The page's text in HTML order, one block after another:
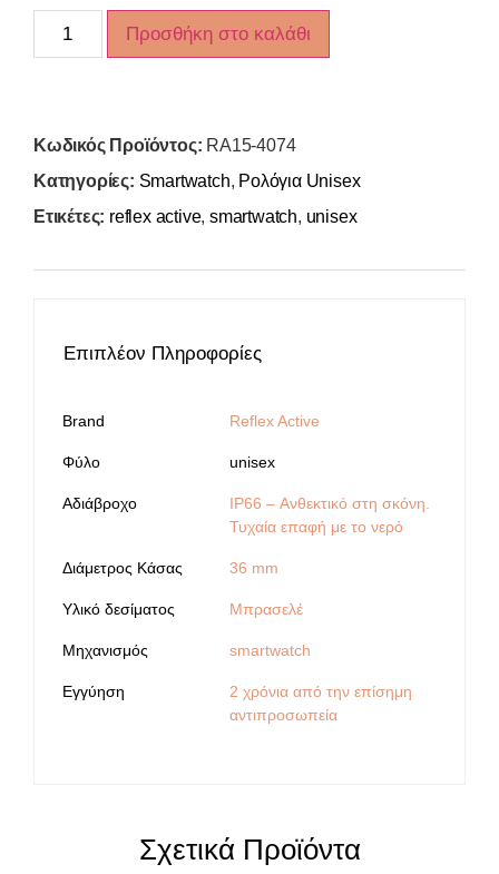
Προσθήκη στο καλάθι
Κωδικός Προϊόντος: RA15-4074
Κατηγορίες: Smartwatch, Ρολόγια Unisex
Ετικέτες: reflex active,smartwatch, unisex
Επιπλέον Πληροφορίες
Brand Reflex Active
Φύλο unisex
Αδιάβροχο
IP66 – Ανθεκτικό στη σκόνη.
Τυχαία επαφή με το νερό
Διάμετρος Κάσας 36 mm
Υλικό δεσίματος Μπρασελέ
Μηχανισμός smartwatch
Εγγύηση
2 χρόνια από την επίσημη
αντιπροσωπεία
Σχετικά Προϊόντα